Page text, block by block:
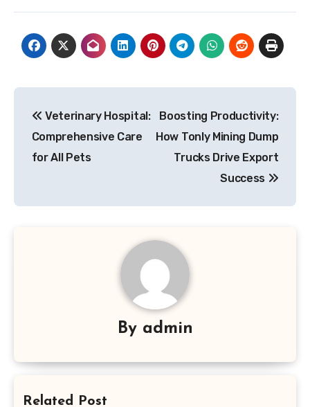
navigation
Veterinary Hospital:
Comprehensive Care
for All Pets
Boosting Productivity:
How Tonly Mining Dump
Trucks Drive Export
Success
By admin
Related Post